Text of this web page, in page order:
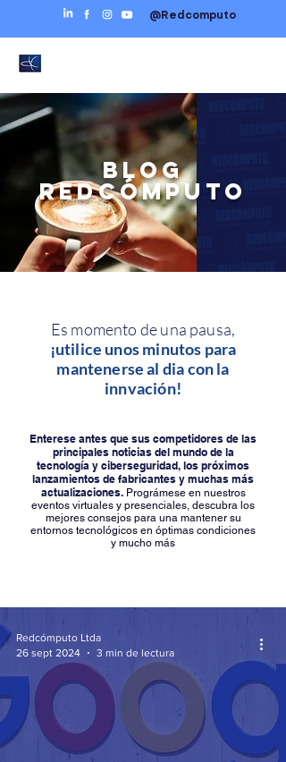
@Redcomputo
BLOG
REDCÓMPUTO
Es momento de una pausa,
¡utilice unos minutos para
mantenerse al dia con la
innvación!
Enterese antes que sus competidores de las
principales noticias del mundo de la
tecnología y ciberseguridad, los próximos
lanzamientos de fabricantes y muchas más
actualizaciones. Prográmese en nuestros
eventos virtuales y presenciales, descubra los
mejores consejos para una mantener su
entornos tecnológicos en óptimas condiciones
y mucho más
Redcómputo Ltda
26 sept 2024
3 min de lectura